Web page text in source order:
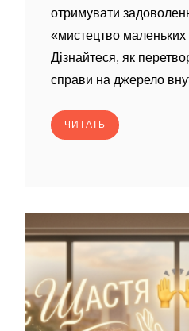
отримувати
«мистецтво маленьких
Дізнайтеся, як
справи на джерело
ЧИТАТЬ